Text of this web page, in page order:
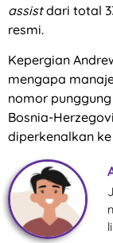
assistdari total
resmi.
Kepergian
mengapa
nomor
Bosnia-
diperkenalkan